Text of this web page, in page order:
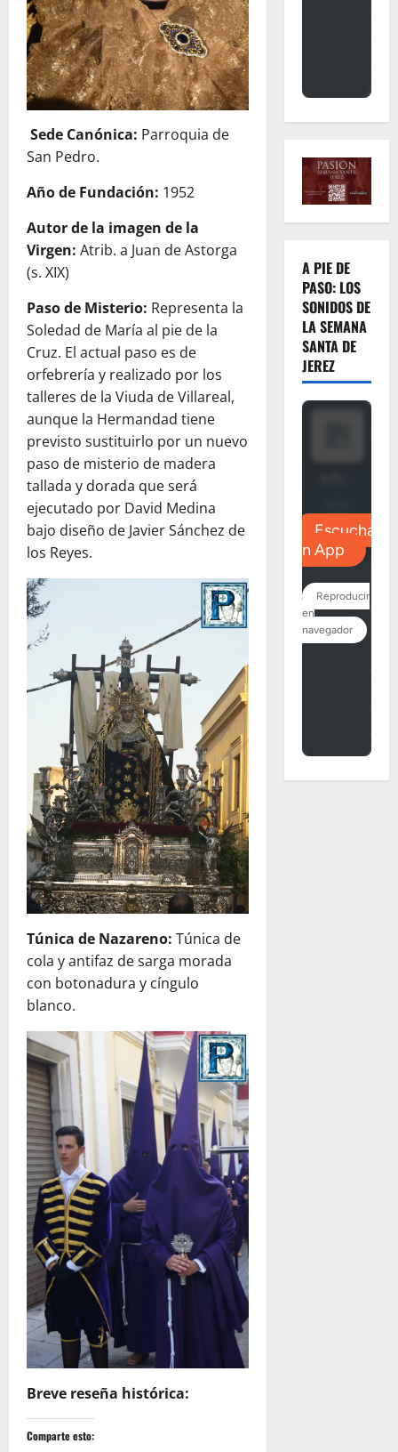
Sede Canónica: Parroquia de
San Pedro.
Año de Fundación: 1952
Autor de la imagen de la
Virgen: Atrib. a Juan de Astorga
(s. XIX)
Paso de Misterio: Representa la
Soledad de María al pie de la
Cruz. El actual paso es de
orfebrería y realizado por los
talleres de la Viuda de Villareal,
aunque la Hermandad tiene
previsto sustituirlo por un nuevo
paso de misterio de madera
tallada y dorada que será
ejecutado por David Medina
bajo diseño de Javier Sánchez de
los Reyes.
Túnica de Nazareno: Túnica de
cola y antifaz de sarga morada
con botonadura y cíngulo
blanco.
Breve reseña histórica:
Comparte esto:
A PIE DE
PASO: LOS
SONIDOS DE
LA SEMANA
SANTA DE
JEREZ